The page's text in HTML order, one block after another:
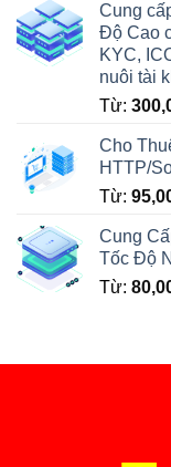
Cung
Độ Cao
KYC,
nuôi tài
Từ:
Cho
HTTP/
Từ:
Cung
Tốc Độ
Từ: